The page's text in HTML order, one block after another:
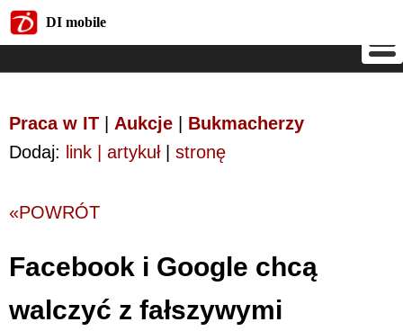
DI mobile
Praca w IT Aukcje
Bukmacherzy
Dodaj: link | artykuł| stronę
«POWRÓT
Facebook i Google chcą
walczyć z fałszywymi
DI mobile